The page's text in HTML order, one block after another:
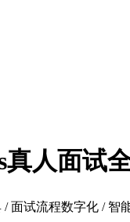
真人面试
面试流程数字化 / 智